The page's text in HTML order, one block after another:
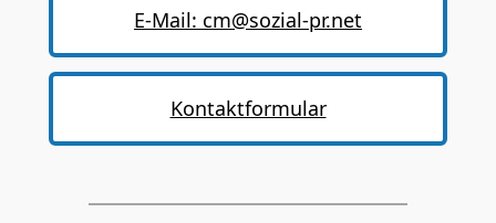
E-Mail: cm@sozial-pr.net
Kontaktformular